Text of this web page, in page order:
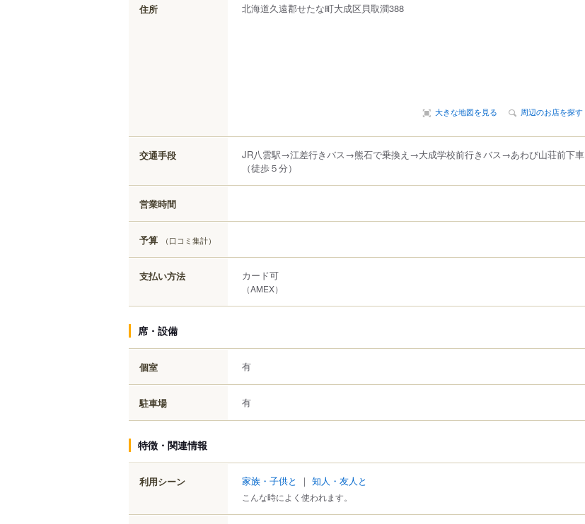
住所 北海道久遠郡せたな町大成区貝取澗388
大きな地図を見る 周辺のお店を探す
交通手段
JR八雲駅→江差行きバス→熊石で乗換え→大成学校前行きバス→あわび山荘前下車
（徒歩５分）
営業時間
予算 （口コミ集計）
支払い方法 カード可
（AMEX）
席・設備
個室 有
駐車場 有
特徴・関連情報
利用シーン 家族・子供と ｜ 知人・友人と
こんな時によく使われます。